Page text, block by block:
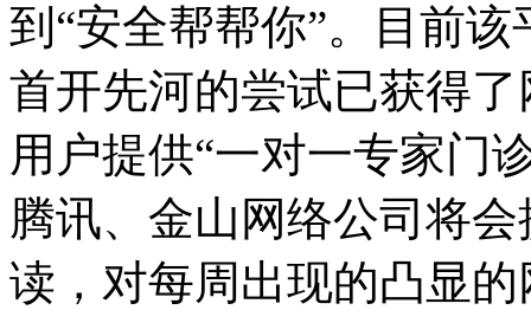
到“安全帮帮你”。目前
首开先河的尝试已获得
用户提供“一对一专家门
腾讯、金山网络公司将
读，对每周出现的凸显